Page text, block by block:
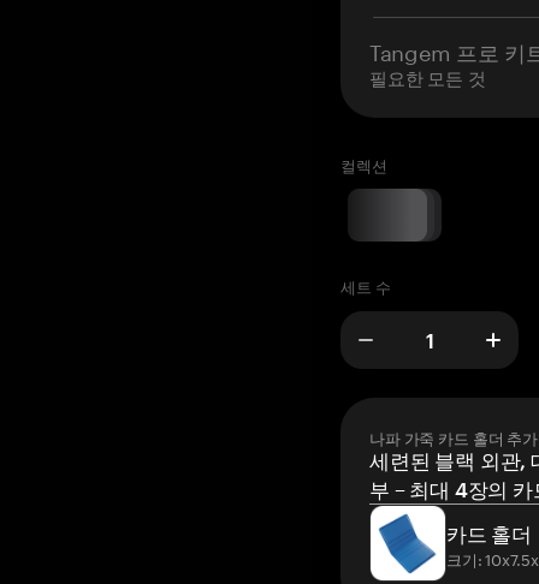
Tangem 프로 키
필요한 모든 것
컬렉션
세트 수
나파 가죽 카드 홀더 추가
세련된 블랙 외관,
부 – 최대 4장의
카드 홀더
크기: